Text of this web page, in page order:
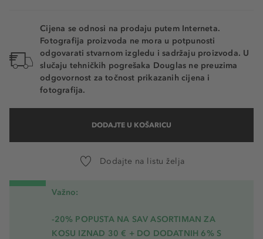
Cijena se odnosi na prodaju putem Interneta.
Fotografija proizvoda ne mora u potpunosti
odgovarati stvarnom izgledu i sadržaju proizvoda. U
slučaju tehničkih pogrešaka Douglas ne preuzima
odgovornost za točnost prikazanih cijena i
fotografija.
DODAJTE U KOŠARICU
Dodajte na listu želja
Važno:
-20% POPUSTA NA SAV ASORTIMAN ZA
KOSU IZNAD 30 € + DO DODATNIH 6% S